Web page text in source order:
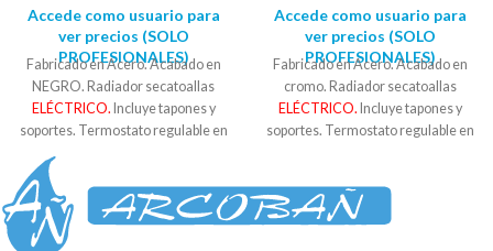
Accede como usuario para
ver precios (SOLO
PROFESIONALES)
Fabricado en Acero. Acabado en
NEGRO. Radiador secatoallas
ELÉCTRICO. Incluye tapones y
soportes. Termostato regulable en
400W Consulte con un instalador
profesional para su instalación.
Medidas: 45 cm de centro a centro
Tubos de 22mm de diámetro 1000
Accede como usuario para
ver precios (SOLO
PROFESIONALES)
Fabricado en Acero. Acabado en
cromo. Radiador secatoallas
ELÉCTRICO. Incluye tapones y
soportes. Termostato regulable en
profesional para su instalación.
Medidas: 45 cm de centro a centro